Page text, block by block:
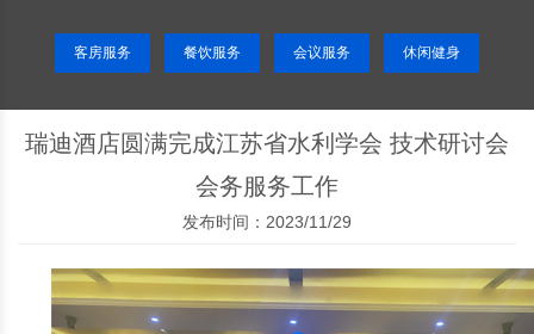
客房服务 餐饮服务 会议服务 休闲健身
瑞迪酒店圆满完成江苏省水利学会 技术研讨会
会务服务工作
发布时间：2023/11/29